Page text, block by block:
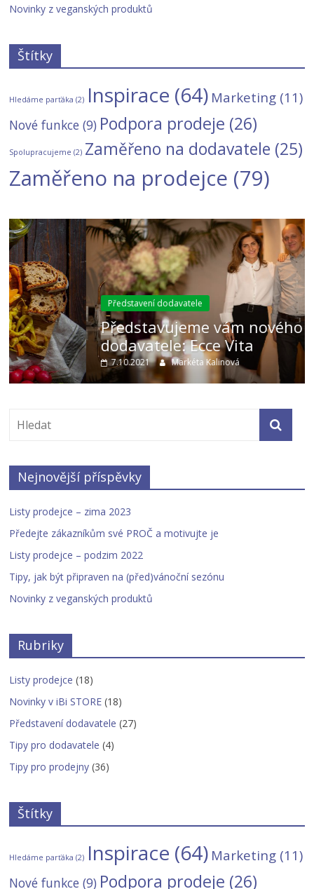
Novinky z veganských produktů
Štítky
Hledáme parťáka (2) Inspirace (64) Marketing (11)
Nové funkce (9) Podpora prodeje (26)
Spolupracujeme (2) Zaměřeno na dodavatele (25)
Zaměřeno na prodejce (79)
Představení dodavatele
Představujeme vám nového
dodavatele: Ecce Vita
7.10.2021 Markéta Kalinová
Nejnovější příspěvky
Listy prodejce – zima 2023
Předejte zákazníkům své PROČ a motivujte je
Listy prodejce – podzim 2022
Tipy, jak být připraven na (před)vánoční sezónu
Novinky z veganských produktů
Rubriky
Listy prodejce (18)
Novinky v iBi STORE (18)
Představení dodavatele (27)
Tipy pro dodavatele (4)
Tipy pro prodejny (36)
Štítky
Hledáme parťáka (2) Inspirace (64) Marketing (11)
Nové funkce (9) Podpora prodeje (26)